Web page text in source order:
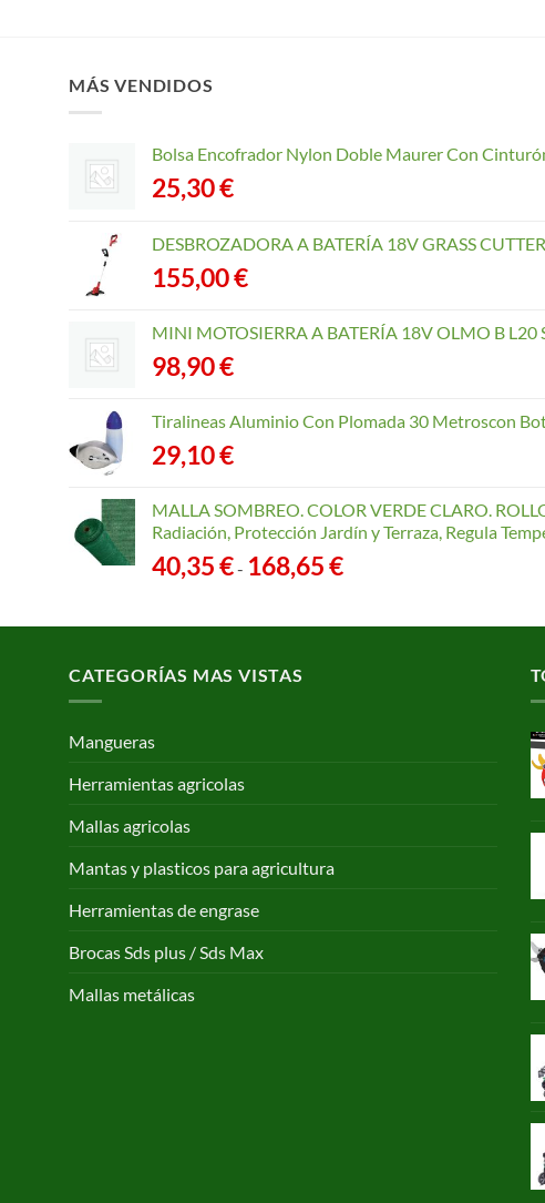
MÁS VENDIDOS
Bolsa Encofrador Nylon Doble Maurer Con
25,30€
DESBROZADORA A BATERÍA 18V GRASS
155,00€
MINI MOTOSIERRA A BATERÍA 18V OLMO B L20
98,90€
Tiralineas Aluminio Con Plomada 30 Metroscon
29,10€
MALLA SOMBREO. COLOR VERDE CLARO.
Radiación, Protección Jardín y Terraza, Regula
40,35€- 168,65€Rango
desde
CATEGORÍAS MAS VISTAS
Mangueras
Herramientas agricolas
Mallas agricolas
Mantas y plasticos para agricultura
Herramientas de engrase
Brocas Sds plus / Sds Max
Mallas metálicas